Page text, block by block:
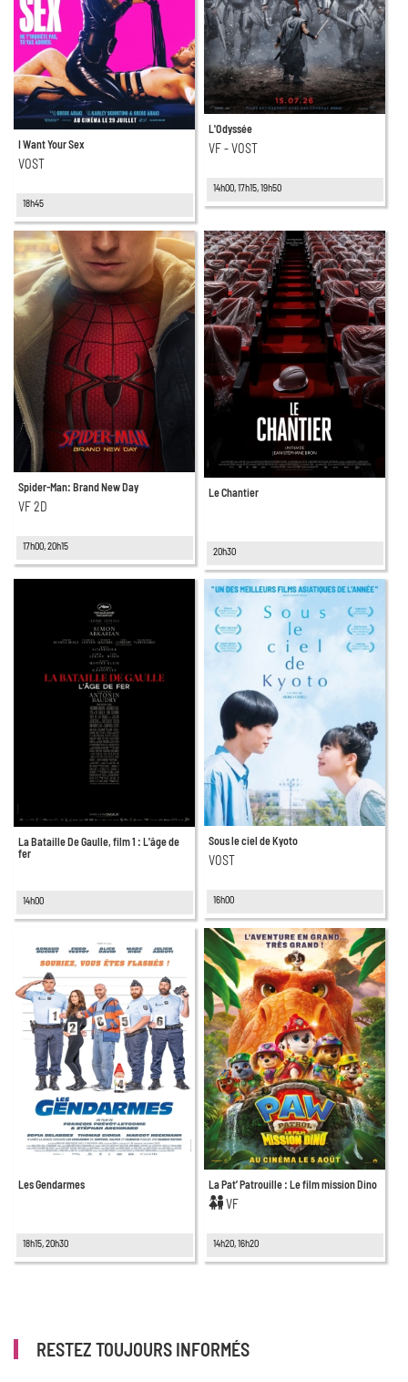
I Want Your Sex
VOST
18h45
L'Odyssée
VF - VOST
14h00, 17h15, 19h50
Spider-Man: Brand New Day
VF 2D
17h00, 20h15
Le Chantier
20h30
La Bataille De Gaulle, film 1 : L'âge de
fer
14h00
Sous le ciel de Kyoto
VOST
16h00
Les Gendarmes
18h15, 20h30
La Pat’ Patrouille : Le film mission Dino
VF
14h20, 16h20
RESTEZ TOUJOURS INFORMÉS